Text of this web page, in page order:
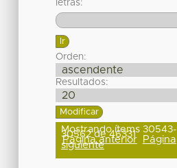
letras:
Orden:
Resultados:
Mostrando ítems 30543-
30562 de 46331
Página anterior Página
siguiente